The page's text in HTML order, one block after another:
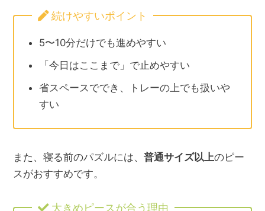
続けやすいポイント
5〜10分だけでも進めやすい
「今日はここまで」で止めやすい
省スペースででき、トレーの上でも扱いや
すい
また、寝る前のパズルには、普通サイズ以上のピー
スがおすすめです。
大きめピースが合う理由